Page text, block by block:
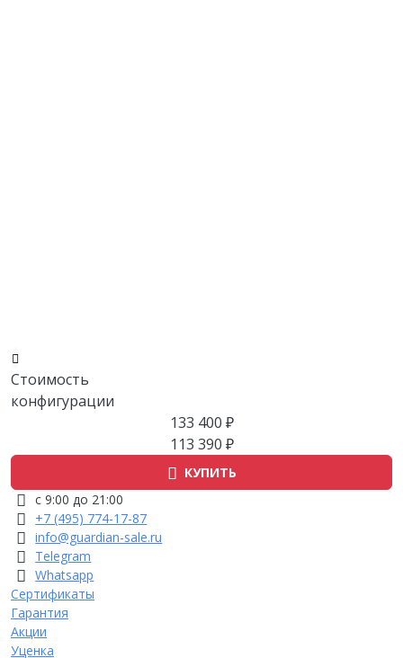
Стоимость
конфигурации
133 400 ₽
113 390 ₽
КУПИТЬ
с 9:00 до 21:00
+7 (495) 774-17-87
info@guardian-sale.ru
Telegram
Whatsapp
Сертификаты
Гарантия
Акции
Уценка